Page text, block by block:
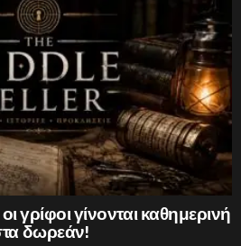
γρίφοι γίνονται καθημερινή
δωρεάν!